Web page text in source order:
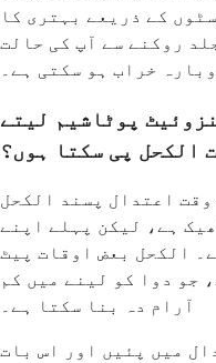
کے ذریعے بہتری کا
روکنے سے آپ کی حالت
خراب ہو سکتی ہے۔
پوٹاشیم لیتے
الکحل پی سکتا ہوں؟
اعتدال پسند الکحل
ہے، لیکن پہلے اپنے
الکحل بعض اوقات پیٹ
جو دوا کو لینے میں کم
آرام دہ بنا سکتا ہے۔
میں پئیں اور اس بات